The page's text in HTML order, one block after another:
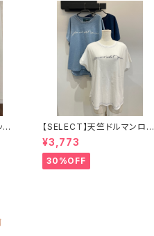
ク
【SELECT】天竺ドルマンロゴ
Tシャツ
¥3,773
30%OFF